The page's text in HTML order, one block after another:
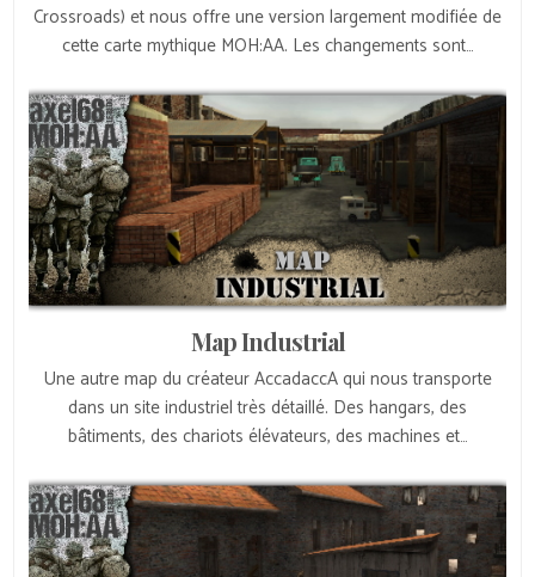
Crossroads) et nous offre une version largement modifiée de
cette carte mythique MOH:AA. Les changements sont…
Map Industrial
Une autre map du créateur AccadaccA qui nous transporte
dans un site industriel très détaillé. Des hangars, des
bâtiments, des chariots élévateurs, des machines et…